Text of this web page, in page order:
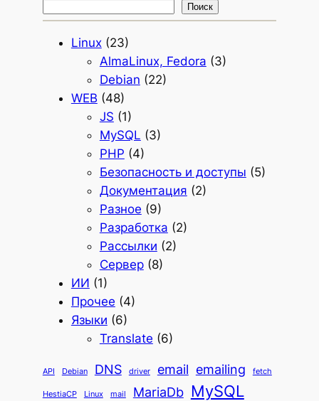
Поиск
Linux(23)
AlmaLinux, Fedora (3)
Debian (22)
WEB (48)
JS (1)
MySQL (3)
PHP (4)
Безопасность и доступы (5)
Документация (2)
Разное (9)
Разработка (2)
Рассылки (2)
Сервер(8)
ИИ (1)
Прочее (4)
Языки (6)
Translate (6)
API Debian DNS driver email emailing fetch
HestiaCP Linux mail MariaDb MySQL